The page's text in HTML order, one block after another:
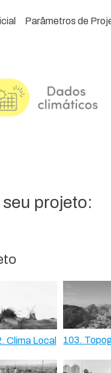
Parâmetros de
projeto:
Clima Local 103.